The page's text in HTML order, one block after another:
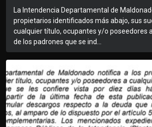
La Intendencia Departamental de
propietarios identificados más abajo, sus
cualquier título, ocupantes y/o poseedores
de los padrones que se ind...